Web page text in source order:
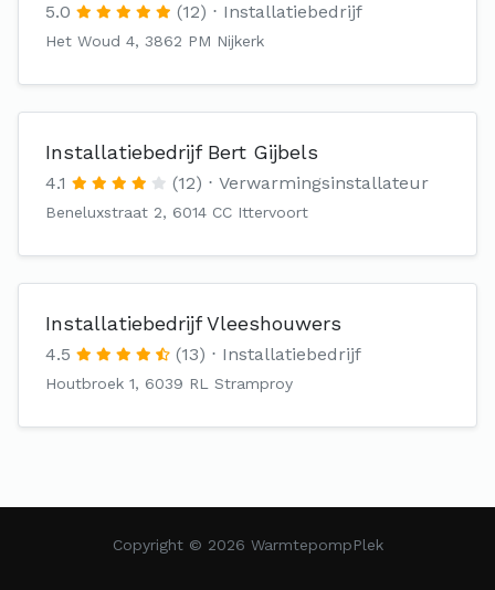
5.0 (12) Installatiebedrijf
Het Woud 4, 3862 PM Nijkerk
Installatiebedrijf Bert Gijbels
4.1 (12) Verwarmingsinstallateur
Beneluxstraat 2, 6014 CC Ittervoort
Installatiebedrijf Vleeshouwers
4.5 (13) Installatiebedrijf
Houtbroek 1, 6039 RL Stramproy
Copyright © 2026 WarmtepompPlek